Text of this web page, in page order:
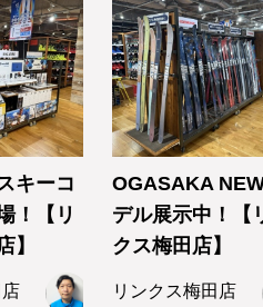
キーコ
！【リ
】
OGASAKA
デル展示中！【
クス梅田店】
リンクス梅田店